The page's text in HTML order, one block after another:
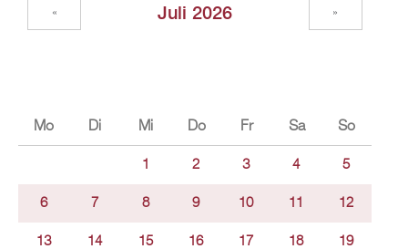
Juli 2026
« »
Mo Di Mi Do Fr Sa So
1 2 3 4 5
6 7 8 9 10 11 12
13 14 15 16 17 18 19